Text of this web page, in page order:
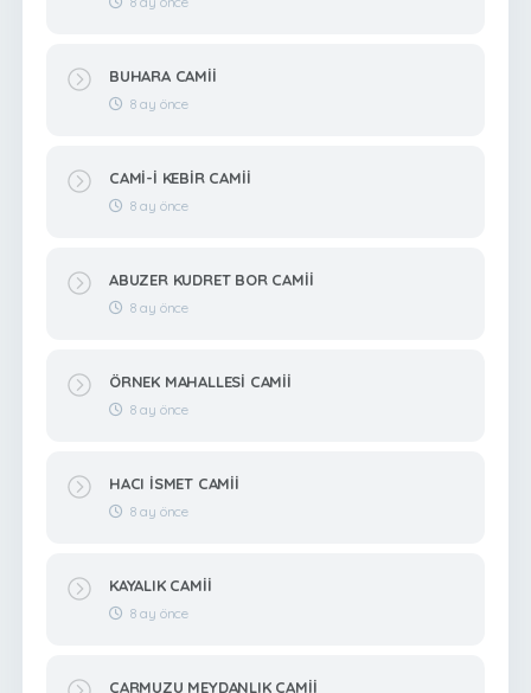
BUHARA CAMİİ
8 ay önce
CAMİ-İ KEBİR CAMİİ
8 ay önce
ABUZER KUDRET BOR CAMİİ
8 ay önce
ÖRNEK MAHALLESİ CAMİİ
8 ay önce
HACI İSMET CAMİİ
8 ay önce
KAYALIK CAMİİ
8 ay önce
ÇARMUZU MEYDANLIK CAMİİ